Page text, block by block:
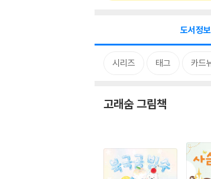
도서정보
시리즈 태그 카드
고래숨 그림책